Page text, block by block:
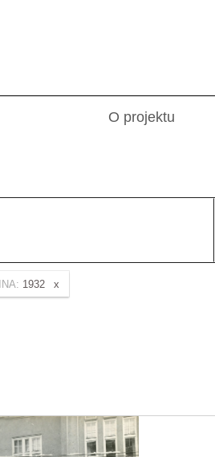
O projektu
1932